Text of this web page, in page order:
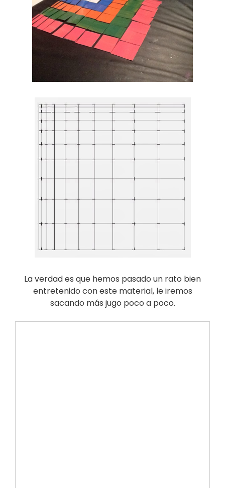
La verdad es que hemos pasado un rato bien
entretenido con este material, le iremos
sacando más jugo poco a poco.